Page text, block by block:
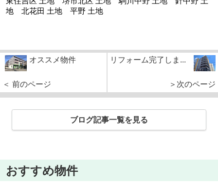
地 北花田 土地 平野 土地
オススメ物件
＜ 前のページ
リフォーム完了しま...
＞次のページ
ブログ記事一覧を見る
おすすめ物件